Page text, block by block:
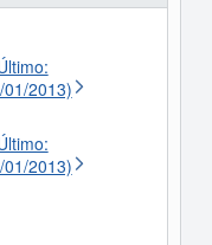
01/2013)
01/2013)